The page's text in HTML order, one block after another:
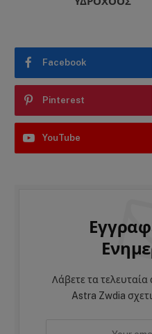
Facebook
Pinterest
YouTube
Λάβετε τα τελευταία
Astra Zwdia